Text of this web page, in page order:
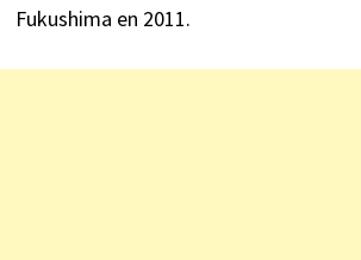
Fukushima en 2011.